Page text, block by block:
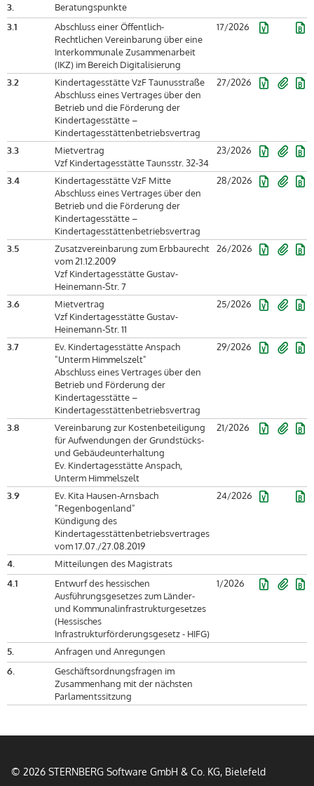
3.
Beratungspunkte
3.1
Abschluss einer Öffentlich-
Rechtlichen Vereinbarung über eine
Interkommunale Zusammenarbeit
(IKZ) im Bereich Digitalisierung
17/2026
3.2
Kindertagesstätte VzF Taunusstraße
Abschluss eines Vertrages über den
Betrieb und die Förderung der
Kindertagesstätte –
Kindertagesstättenbetriebsvertrag
27/2026
3.3
Mietvertrag
Vzf Kindertagesstätte Taunsstr. 32-34
23/2026
3.4
Kindertagesstätte VzF Mitte
Abschluss eines Vertrages über den
Betrieb und die Förderung der
Kindertagesstätte –
Kindertagesstättenbetriebsvertrag
28/2026
3.5
Zusatzvereinbarung zum Erbbaurecht
vom 21.12.2009
Vzf Kindertagesstätte Gustav-
Heinemann-Str. 7
26/2026
3.6
Mietvertrag
Vzf Kindertagesstätte Gustav-
Heinemann-Str. 11
25/2026
3.7
Ev. Kindertagesstätte Anspach
"Unterm Himmelszelt"
Abschluss eines Vertrages über den
Betrieb und Förderung der
Kindertagesstätte –
Kindertagesstättenbetriebsvertrag
29/2026
3.8
Vereinbarung zur Kostenbeteiligung
für Aufwendungen der Grundstücks-
und Gebäudeunterhaltung
Ev. Kindertagesstätte Anspach,
Unterm Himmelszelt
21/2026
3.9
Ev. Kita Hausen-Arnsbach
"Regenbogenland"
Kündigung des
Kindertagesstättenbetriebsvertrages
vom 17.07./27.08.2019
24/2026
4.
Mitteilungen des Magistrats
4.1
Entwurf des hessischen
Ausführungsgesetzes zum Länder-
und Kommunalinfrastrukturgesetzes
(Hessisches
Infrastrukturförderungsgesetz - HIFG)
1/2026
5.
Anfragen und Anregungen
6.
Geschäftsordnungsfragen im
Zusammenhang mit der nächsten
Parlamentssitzung
© 2026 STERNBERG Software GmbH & Co. KG, Bielefeld